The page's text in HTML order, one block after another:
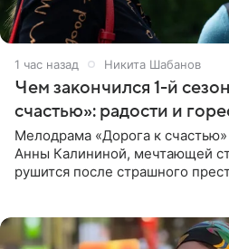
1 час назад Никита Шабанов
Чем закончился 1-й
счастью»: радости и
Мелодрама «Дорога к
Анны Калининой, мечтающей
рушится после страшного